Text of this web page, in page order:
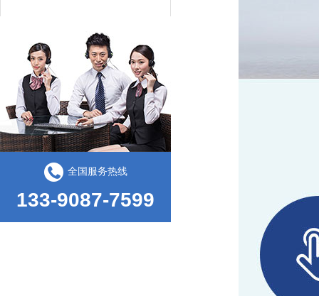
振动试验台的基本常识
全国服务热线
133-9087-7599